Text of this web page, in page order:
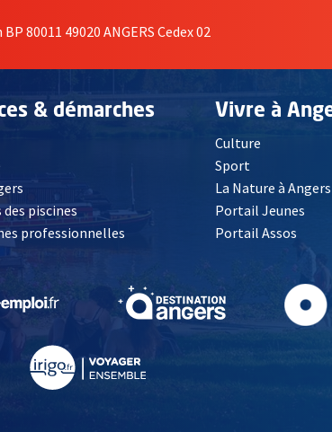
80011 49020 ANGERS Cedex 02
& démarches
, Ouvre une nouvelle fenêtre
piscines
professionnelles
Vivre à
Culture
Sport
La Nature à Angers
Portail Jeunes
Portail Assos
fenêtre , Ouvre une nouvelle fenêtre , Ouvre une